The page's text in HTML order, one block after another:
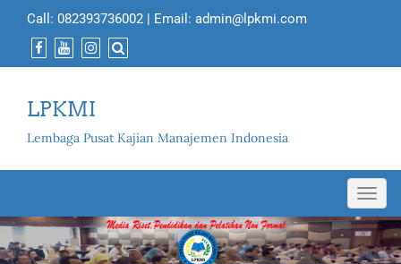
Call: 082393736002 | Email: admin@lpkmi.com
LPKMI
Lembaga Pusat Kajian Manajemen Indonesia